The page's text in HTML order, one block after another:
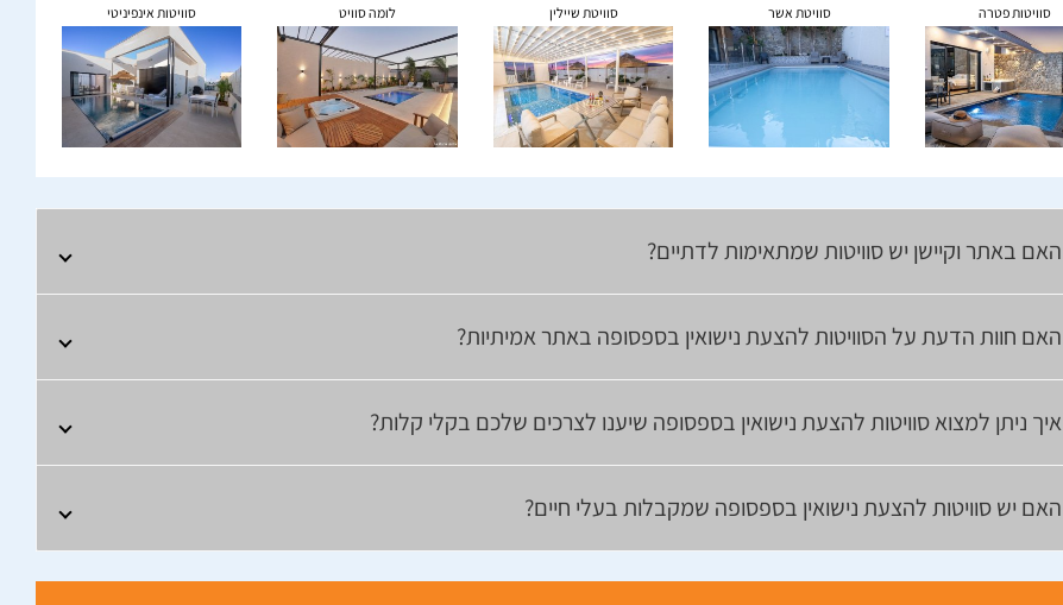
סוויטות פטרה סוויטת אשר סוויטת שיילין לומה סוויט סוויטות אינפיניטי
האם באתר וקיישן יש סוויטות שמתאימות לדתיים?
האם חוות הדעת על הסוויטות להצעת נישואין בספסופה באתר אמיתיות?
איך ניתן למצוא סוויטות להצעת נישואין בספסופה שיענו לצרכים שלכם בקלי קלות?
האם יש סוויטות להצעת נישואין בספסופה שמקבלות בעלי חיים?